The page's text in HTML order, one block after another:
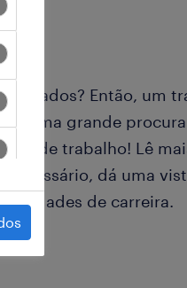
Então, um
uma grande
de trabalho! Lê
dá uma
de carreira.